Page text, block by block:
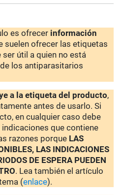
es ofrecer información
suelen ofrecer las etiquetas
útil a quien no está
los antiparasitarios
a la etiqueta del producto,
antes de usarlo. Si
en cualquier caso debe
que contiene
razones porque LAS
LAS INDICACIONES
DE ESPERA PUEDEN
. Lea también el artículo
(enlace).